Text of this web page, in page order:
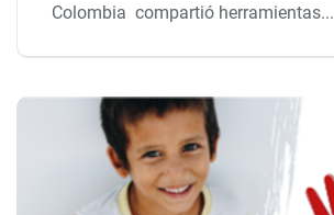
Colombia compartió herramientas...